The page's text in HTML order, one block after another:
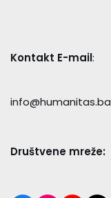
Kontakt E-mail:
info@humanitas.ba
Društvene mreže: